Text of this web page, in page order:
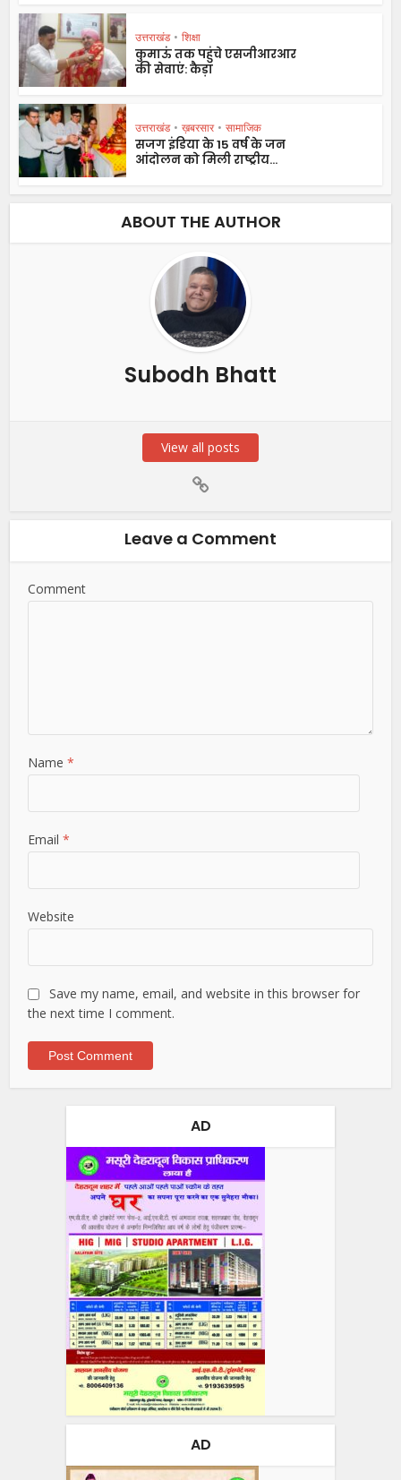
उत्तराखंड • शिक्षा
कुमाऊं तक पहुंचे एसजीआरआर
की सेवाएं: कैड़ा
उत्तराखंड • ख़बरसार • सामाजिक
सजग इंडिया के 15 वर्ष के जन
आंदोलन को मिली राष्ट्रीय...
ABOUT THE AUTHOR
Subodh Bhatt
View all posts
Leave a Comment
Comment
Name*
Email*
Website
Save my name, email, and website in this browser for
the next time I comment.
AD
AD